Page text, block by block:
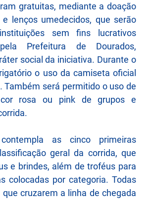
gratuitas, mediante a doação
lenços umedecidos, que serão
sem fins lucrativos
Prefeitura de Dourados,
social da iniciativa. Durante o
o uso da camiseta oficial
Também será permitido o uso de
rosa ou pink de grupos e
as cinco primeiras
geral da corrida, que
e brindes, além de troféus para
colocadas por categoria. Todas
cruzarem a linha de chegada